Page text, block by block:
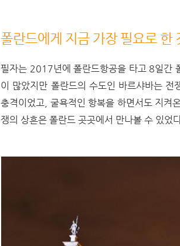
폴란드에게 지금 가장 필요로 한
필자는 2017년에 폴란드항공을 타고 8일간
이 많았지만 폴란드의 수도인 바르샤바는
충격이었고, 굴욕적인 항복을 하면서도 지켜
쟁의 상흔은 폴란드 곳곳에서 만나볼 수 있었